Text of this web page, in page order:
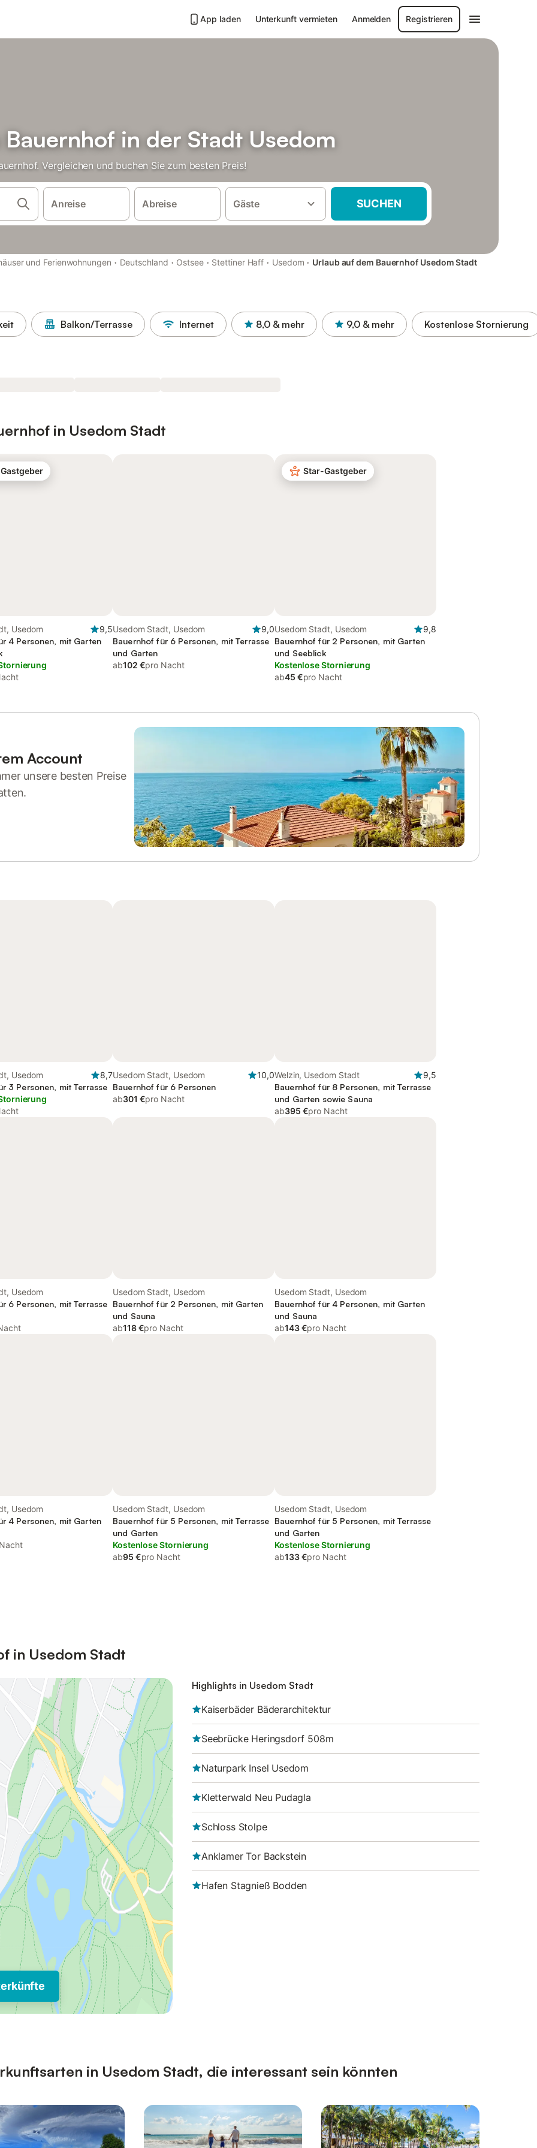
App laden Unterkunft vermieten Anmelden Registrieren
in der Stadt Usedom
Vergleichen und buchen Sie zum besten Preis!
Anreise Abreise Gäste SUCHEN
und Ferienwohnungen · Deutschland · Ostsee · Stettiner Haff · Usedom · Urlaub auf dem Bauernhof Usedom Stadt
Balkon/Terrasse Internet 8,0 & mehr 9,0 & mehr Kostenlose Stornierung
in Usedom Stadt
Usedom
9,5
4 Personen, mit Garten
Usedom Stadt, Usedom
9,0
Bauernhof für 6 Personen, mit Terrasse
und Garten
ab102 €pro Nacht
Star-Gastgeber
Usedom Stadt, Usedom
9,8
Bauernhof für 2 Personen, mit Garten
und Seeblick
Kostenlose Stornierung
ab45 €pro Nacht
Account
unsere besten Preise
Usedom
8,7
3 Personen, mit Terrasse
Usedom Stadt, Usedom
10,0
Bauernhof für 6 Personen
ab301 €pro Nacht
Welzin, Usedom Stadt
9,5
Bauernhof für 8 Personen, mit Terrasse
und Garten sowie Sauna
ab395 €pro Nacht
Usedom
6 Personen, mit Terrasse
Usedom Stadt, Usedom
Bauernhof für 2 Personen, mit Garten
und Sauna
ab118 €pro Nacht
Usedom Stadt, Usedom
Bauernhof für 4 Personen, mit Garten
und Sauna
ab143 €pro Nacht
Usedom
4 Personen, mit Garten
Usedom Stadt, Usedom
Bauernhof für 5 Personen, mit Terrasse
und Garten
Kostenlose Stornierung
ab95 €pro Nacht
Usedom Stadt, Usedom
Bauernhof für 5 Personen, mit Terrasse
und Garten
Kostenlose Stornierung
ab133 €pro Nacht
in Usedom Stadt
Highlights in Usedom Stadt
Kaiserbäder Bäderarchitektur
Seebrücke Heringsdorf 508m
Naturpark Insel Usedom
Kletterwald Neu Pudagla
Schloss Stolpe
Anklamer Tor Backstein
Hafen Stagnieß Bodden
in Usedom Stadt, die interessant sein könnten